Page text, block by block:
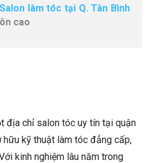
Salon làm tóc tại Q. Tân Bình
cao
địa chỉ salon tóc uy tín tại quận
hữu kỹ thuật làm tóc đẳng cấp,
kinh nghiệm lâu năm trong